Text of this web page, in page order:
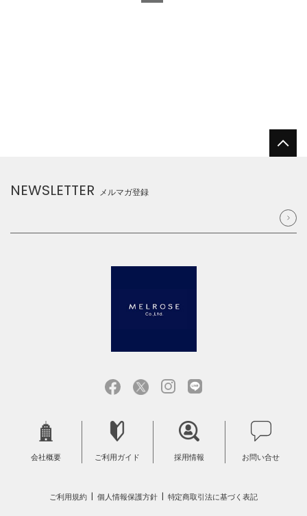
NEWSLETTER メルマガ登録
会社概要 ご利用ガイド 採用情報 お問い合せ
ご利用規約 個人情報保護方針 特定商取引法に基づく表記